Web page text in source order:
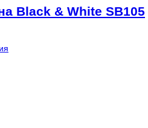
Black & White SB105